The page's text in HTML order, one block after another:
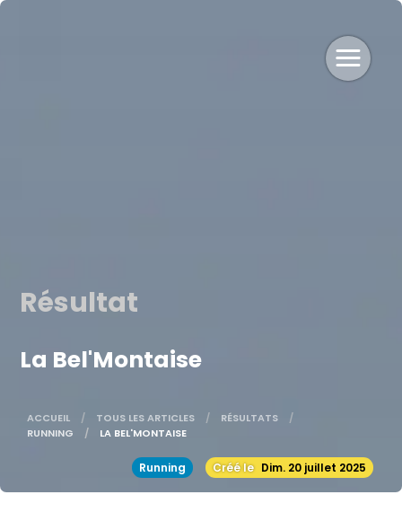
Résultat
La Bel'Montaise
ACCUEIL TOUS LES ARTICLES
RÉSULTATS
RUNNING
ACTUELLE:
LA BEL'MONTAISE
Running Créé le Dim. 20 juillet 2025